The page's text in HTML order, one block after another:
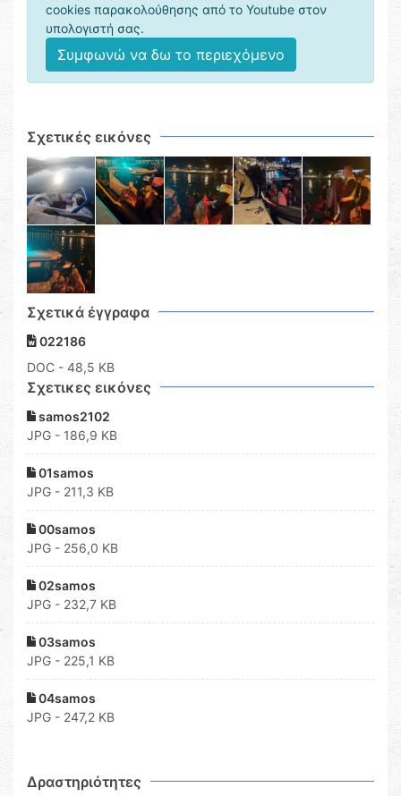
cookies παρακολούθησης από το Youtube στον
υπολογιστή σας.
Συμφωνώ να δω το περιεχόμενο
Σχετικές εικόνες
Σχετικά έγγραφα
022186
DOC - 48,5 KB
Σχετικες εικόνες
samos2102
JPG - 186,9 KB
01samos
JPG - 211,3 KB
00samos
JPG - 256,0 KB
02samos
JPG - 232,7 KB
03samos
JPG - 225,1 KB
04samos
JPG - 247,2 KB
Δραστηριότητες